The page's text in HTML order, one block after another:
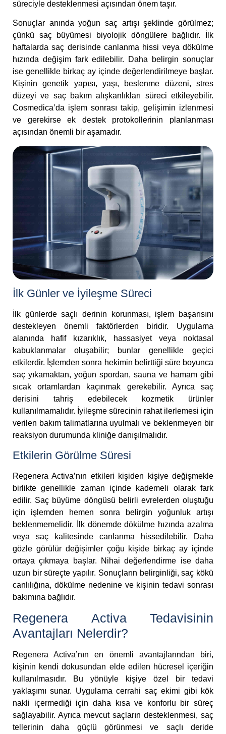
süreciyle desteklenmesi açısından önem taşır.
Sonuçlar anında yoğun saç artışı şeklinde görülmez;
çünkü saç büyümesi biyolojik döngülere bağlıdır. İlk
haftalarda saç derisinde canlanma hissi veya dökülme
hızında değişim fark edilebilir. Daha belirgin sonuçlar
ise genellikle birkaç ay içinde değerlendirilmeye başlar.
Kişinin genetik yapısı, yaşı, beslenme düzeni, stres
düzeyi ve saç bakım alışkanlıkları süreci etkileyebilir.
Cosmedica’da işlem sonrası takip, gelişimin izlenmesi
ve gerekirse ek destek protokollerinin planlanması
açısından önemli bir aşamadır.
İlk Günler ve İyileşme Süreci
İlk günlerde saçlı derinin korunması, işlem başarısını
destekleyen önemli faktörlerden biridir. Uygulama
alanında hafif kızarıklık, hassasiyet veya noktasal
kabuklanmalar oluşabilir; bunlar genellikle geçici
etkilerdir. İşlemden sonra hekimin belirttiği süre boyunca
saç yıkamaktan, yoğun spordan, sauna ve hamam gibi
sıcak ortamlardan kaçınmak gerekebilir. Ayrıca saç
derisini tahriş edebilecek kozmetik ürünler
kullanılmamalıdır. İyileşme sürecinin rahat ilerlemesi için
verilen bakım talimatlarına uyulmalı ve beklenmeyen bir
reaksiyon durumunda kliniğe danışılmalıdır.
Etkilerin Görülme Süresi
Regenera Activa’nın etkileri kişiden kişiye değişmekle
birlikte genellikle zaman içinde kademeli olarak fark
edilir. Saç büyüme döngüsü belirli evrelerden oluştuğu
için işlemden hemen sonra belirgin yoğunluk artışı
beklenmemelidir. İlk dönemde dökülme hızında azalma
veya saç kalitesinde canlanma hissedilebilir. Daha
gözle görülür değişimler çoğu kişide birkaç ay içinde
ortaya çıkmaya başlar. Nihai değerlendirme ise daha
uzun bir süreçte yapılır. Sonuçların belirginliği, saç kökü
canlılığına, dökülme nedenine ve kişinin tedavi sonrası
bakımına bağlıdır.
Regenera Activa Tedavisinin
Avantajları Nelerdir?
Regenera Activa’nın en önemli avantajlarından biri,
kişinin kendi dokusundan elde edilen hücresel içeriğin
kullanılmasıdır. Bu yönüyle kişiye özel bir tedavi
yaklaşımı sunar. Uygulama cerrahi saç ekimi gibi kök
nakli içermediği için daha kısa ve konforlu bir süreç
sağlayabilir. Ayrıca mevcut saçların desteklenmesi, saç
tellerinin daha güçlü görünmesi ve saçlı deride